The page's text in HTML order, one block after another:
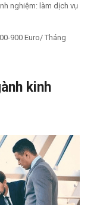
nghiệm: làm dịch vụ
900 Euro/ Tháng
kinh